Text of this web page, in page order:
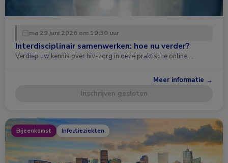
ma 29 juni 2026 om 19:30 uur
Interdisciplinair samenwerken: hoe nu verder?
Verdiep uw kennis over hiv-zorg in deze praktische online …
Meer informatie →
Inschrijven gesloten
Bijeenkomst Infectieziekten